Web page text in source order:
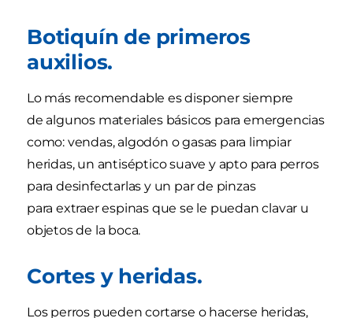
Botiquín de primeros
auxilios.
Lo más recomendable es disponer siempre
de algunos materiales básicos para emergencias
como: vendas, algodón o gasas para limpiar
heridas, un antiséptico suave y apto para perros
para desinfectarlas y un par de pinzas
para extraer espinas que se le puedan clavar u
objetos de la boca.
Cortes y heridas.
Los perros pueden cortarse o hacerse heridas,